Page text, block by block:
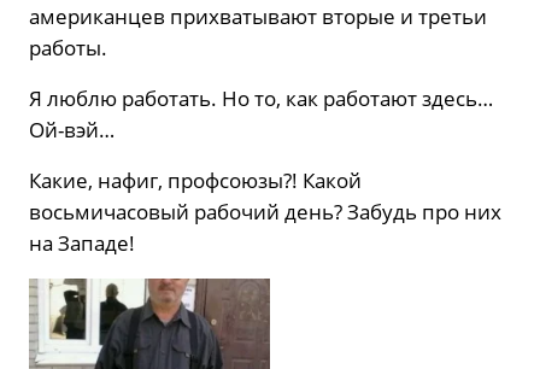
американцев прихватывают вторые и третьи
работы.
Я люблю работать. Но то, как работают здесь…
Ой-вэй…
Какие, нафиг, профсоюзы?! Какой
восьмичасовый рабочий день? Забудь про них
на Западе!